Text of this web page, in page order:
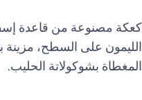
كعكة مصنوعة من قاعدة
الليمون على السطح، مزينة
المغطاة بشوكولاتة الحليب.